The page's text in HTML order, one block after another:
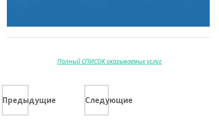
Полный СПИСОК оказываемых услуг
Предыдущие Следующие